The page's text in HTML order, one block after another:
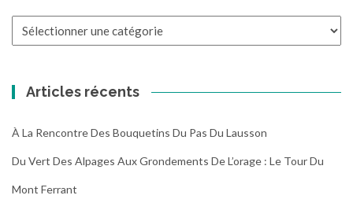
Articles récents
À La Rencontre Des Bouquetins Du Pas Du Lausson
Du Vert Des Alpages Aux Grondements De L’orage : Le Tour Du
Mont Ferrant